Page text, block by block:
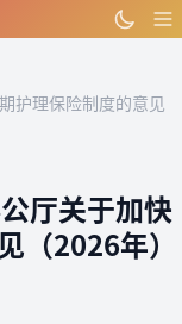
护理保险制度的意见
厅关于加快
（2026年）